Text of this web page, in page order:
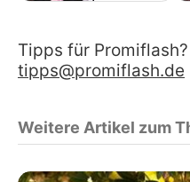
Tipps für
tipps@promiflash.de
Weitere Artikel zum